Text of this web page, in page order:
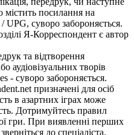
посилання на
UPG, суворо забороняється.
Я-Корреспондент є автор
та відтворення
аудіовізуальних творів
- суворо забороняється.
призначені для осіб
в азартних іграх може
Дотримуйтесь правил
гри. При виявленні перших
до спеціаліста.